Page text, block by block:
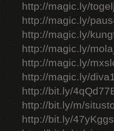
http://magic.ly/
http://magic.ly/
http://magic.ly/
http://magic.ly/
http://magic.ly/
http://magic.ly/
http://bit.ly/
http://bit.ly/m/
http://bit.ly/47yKggs